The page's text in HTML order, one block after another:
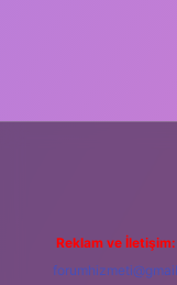
Reklam ve İletişim: